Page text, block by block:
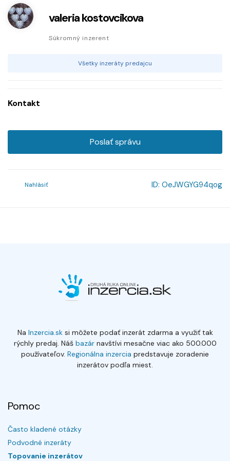
valeria kostovcikova
Súkromný inzerent
Všetky inzeráty predajcu
Kontakt
Poslať správu
Nahlásiť ID: OeJWGYG94qog
Na Inzercia.sksi môžete podať inzerát zdarma a využiť tak
rýchly predaj. Náš bazárnavštívi mesačne viac ako 500.000
používateľov. Regionálna inzercia predstavuje zoradenie
inzerátov podľa miest.
Pomoc
Často kladené otázky
Podvodné inzeráty
Topovanie inzerátov